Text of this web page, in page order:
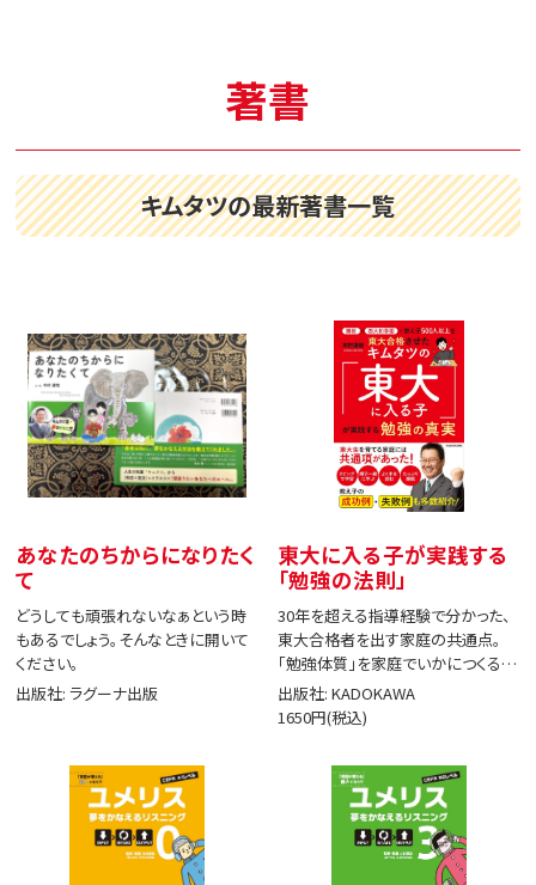
著書
キムタツの最新著書一覧
あなたのちからになりたく
て
どうしても頑張れないなぁという時
もあるでしょう。そんなときに開いて
ください。
出版社: ラグーナ出版
東大に入る子が実践する
「勉強の法則」
30年を超える指導経験で分かった、
東大合格者を出す家庭の共通点。
「勉強体質」を家庭でいかにつくる
か。
出版社: KADOKAWA
1650円(税込)